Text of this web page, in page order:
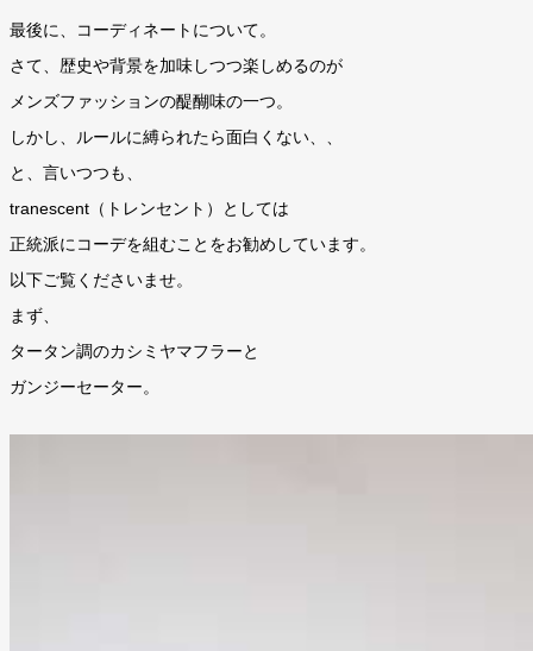
最後に、コーディネートについて。
さて、歴史や背景を加味しつつ楽しめるのが
メンズファッションの醍醐味の一つ。
しかし、ルールに縛られたら面白くない、、
と、言いつつも、
tranescent（トレンセント）としては
正統派にコーデを組むことをお勧めしています。
以下ご覧くださいませ。
まず、
タータン調のカシミヤマフラーと
ガンジーセーター。